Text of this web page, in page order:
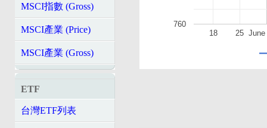
MSCI指數 (Gross)
MSCI產業 (Price)
MSCI產業 (Gross)
ETF
台灣ETF列表
June
18 25
760